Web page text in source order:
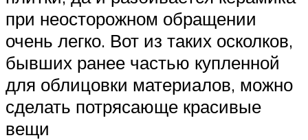
при неосторожном обращении
очень легко. Вот из таких осколков,
бывших ранее частью купленной
для облицовки материалов, можно
сделать потрясающе красивые
вещи